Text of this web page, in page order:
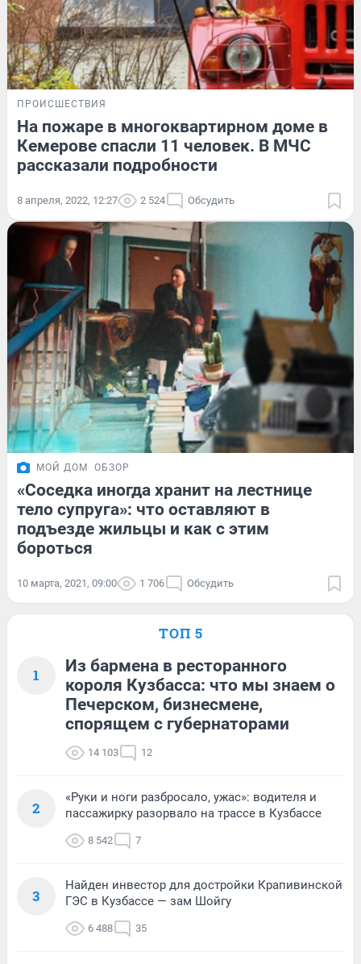
ПРОИСШЕСТВИЯ
На пожаре в многоквартирном доме в
Кемерове спасли 11 человек. В МЧС
рассказали подробности
8 апреля, 2022, 12:27 2 524 Обсудить
МОЙ ДОМ ОБЗОР
«Соседка иногда хранит на лестнице
тело супруга»: что оставляют в
подъезде жильцы и как с этим
бороться
10 марта, 2021, 09:00 1 706 Обсудить
ТОП 5
1
Из бармена в ресторанного
короля Кузбасса: что мы знаем о
Печерском, бизнесмене,
спорящем с губернаторами
14 103 12
2
«Руки и ноги разбросало, ужас»: водителя и
пассажирку разорвало на трассе в Кузбассе
8 542 7
3
Найден инвестор для достройки Крапивинской
ГЭС в Кузбассе — зам Шойгу
6 488 35